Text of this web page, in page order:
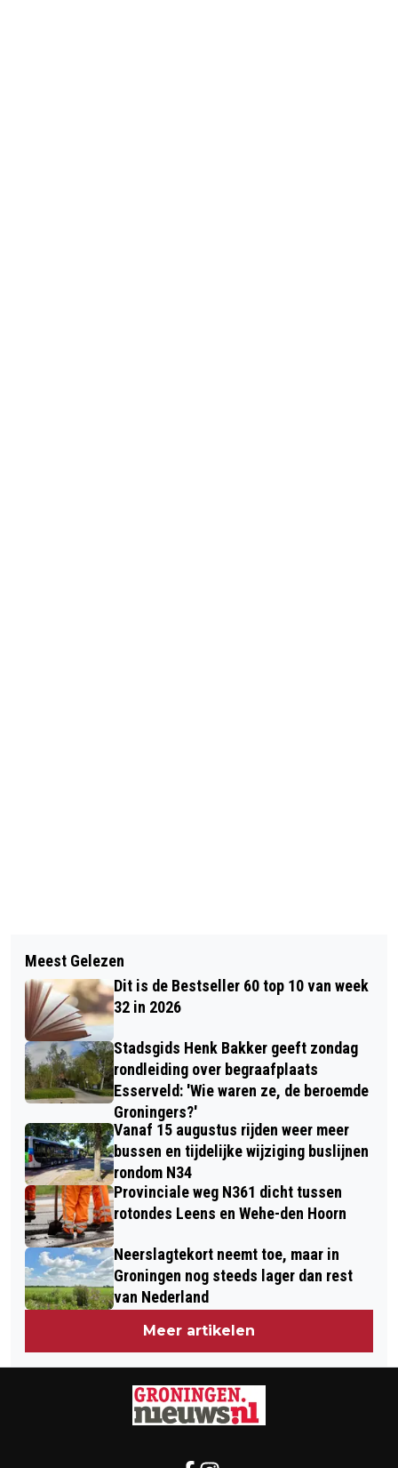
POLITIE ZOEKT GETUIGEN VAN
SCHIETINCIDENT OP
BOUMABOULEVARD
VOOR TIEN EURO HELE DAG MET DE
BUS IN GRONINGEN EN DRENTHE MET
SPECIALE ZOMERACTIE
Meest Gelezen
Dit is de Bestseller 60 top 10 van week
32 in 2026
Stadsgids Henk Bakker geeft zondag
rondleiding over begraafplaats
Esserveld: 'Wie waren ze, de beroemde
Groningers?'
Vanaf 15 augustus rijden weer meer
bussen en tijdelijke wijziging buslijnen
rondom N34
Provinciale weg N361 dicht tussen
rotondes Leens en Wehe-den Hoorn
Neerslagtekort neemt toe, maar in
Groningen nog steeds lager dan rest
van Nederland
Meer artikelen